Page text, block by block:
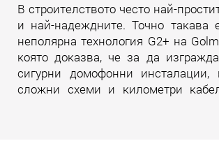
В строителството често най-
и най-надеждните. Точно такава
неполярна технология G2+ на
която доказва, че за да
сигурни домофонни
сложни схеми и километри